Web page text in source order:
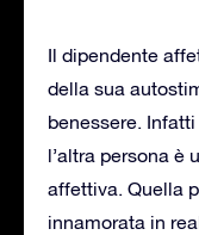
Il dipendente
della sua
benessere.
l’altra persona è
affettiva. Quella
innamorata in